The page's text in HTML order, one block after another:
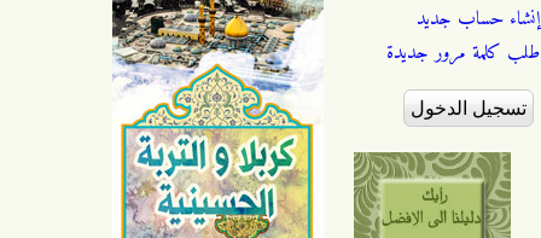
إنشاء حساب جديد
طلب كلمة مرور جديدة